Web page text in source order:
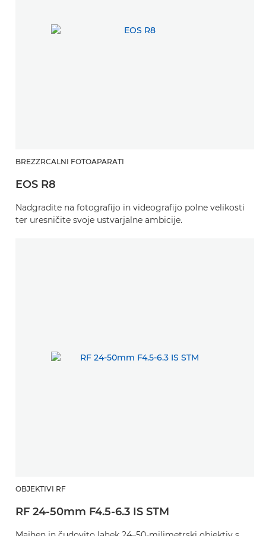
BREZZRCALNI FOTOAPARATI
EOS R8
Nadgradite na fotografijo in videografijo polne velikosti
ter uresničite svoje ustvarjalne ambicije.
OBJEKTIVI RF
RF 24-50mm F4.5-6.3 IS STM